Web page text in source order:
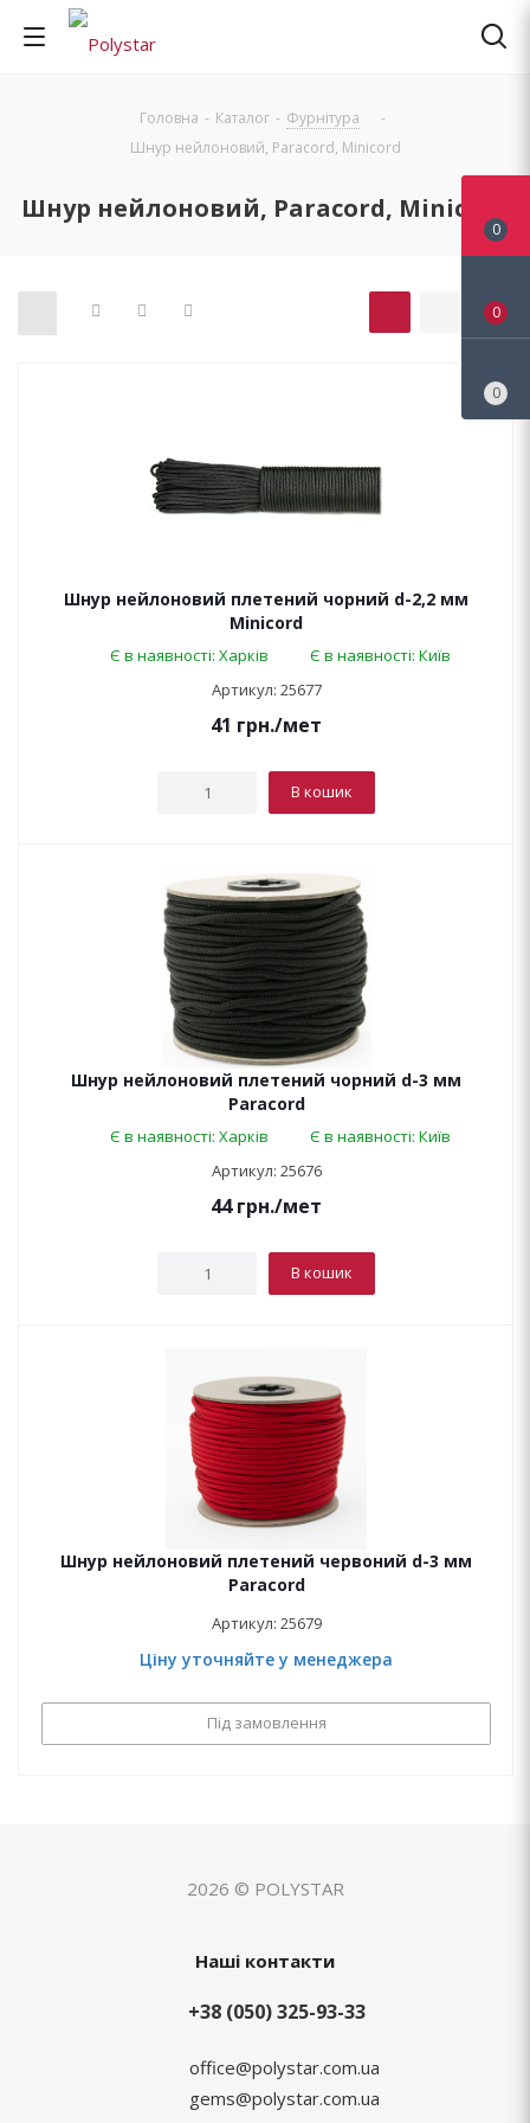
Головна - Каталог - Фурнітура
-
Шнур нейлоновий, Paracord, Minicord
Шнур нейлоновий, Paracord, Minicord
Шнур нейлоновий плетений чорний d-2,2 мм
Minicord
Є в наявності: Харків
Є в наявності: Київ
Артикул: 25677
41 грн./мет
В кошик
Шнур нейлоновий плетений чорний d-3 мм
Paracord
Є в наявності: Харків
Є в наявності: Київ
Артикул: 25676
44грн./мет
В кошик
Шнур нейлоновий плетений червоний d-3 мм
Paracord
Артикул: 25679
Ціну уточняйте у менеджера
Під замовлення
2026 © POLYSTAR
Наші контакти
+38 (050) 325-93-33
office@polystar.com.ua
gems@polystar.com.ua
0
0
0